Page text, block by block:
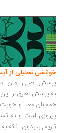
تحلیلی از آینه‌های
اصلی رمان صرفاً
عمیق‌تر این است:
معنا و هویت خود را
است و نه تسلیم.
بدون آنکه به خیانت،